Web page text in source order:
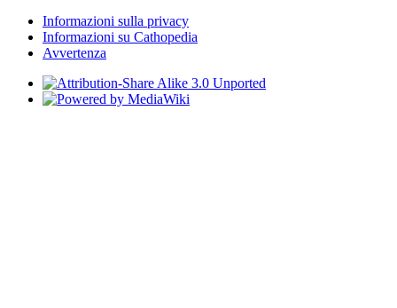
Informazioni sulla privacy
Informazioni su Cathopedia
Avvertenza